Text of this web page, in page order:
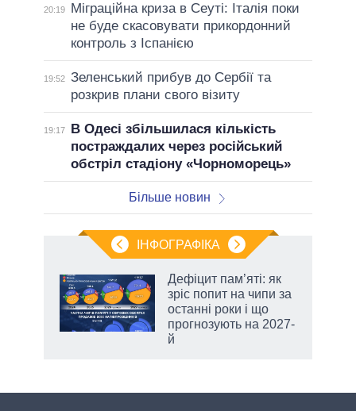
20:19
Міграційна криза в Сеуті: Італія поки
не буде скасовувати прикордонний
контроль з Іспанією
19:52 Зеленський прибув до Сербії та
розкрив плани свого візиту
19:17
В Одесі збільшилася кількість
постраждалих через російський
обстріл стадіону «Чорноморець»
Більше новин
ІНФОГРАФІКА
Дефіцит пам’яті: як
зріс попит на чипи за
останні роки і що
прогнозують на 2027-
й